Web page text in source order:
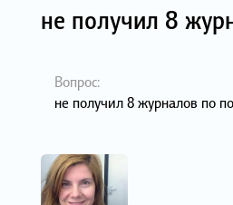
не получил 8
Вопрос:
не получил 8 журналов по